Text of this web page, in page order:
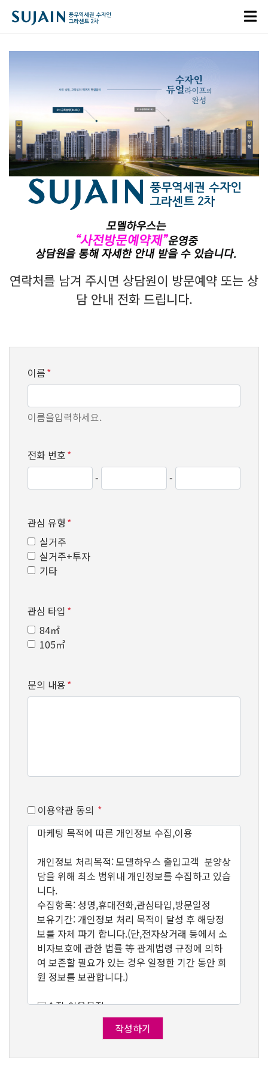
연락처를 남겨 주시면 상담원이 방문예약 또는 상
담 안내 전화 드립니다.
이름*
이름을입력하세요.
전화 번호*
-
-
관심 유형 *
실거주
실거주+투자
기타
관심 타입 *
84㎡
105㎡
문의 내용*
이용약관 동의 *
마케팅 목적에 따른 개인정보 수집,이용
개인정보 처리목적: 모델하우스 출입고객 분양상
담을 위해 최소 범위내 개인정보를 수집하고 있습
니다.
수집항목: 성명,휴대전화,관심타입,방문일정
보유기간: 개인정보 처리 목적이 달성 후 해당정
보를 자체 파기 합니다.(단,전자상거래 등에서 소
비자보호에 관한 법률 等 관계법령 규정에 의하
여 보존할 필요가 있는 경우 일정한 기간 동안 회
원 정보를 보관합니다.)
▣수집-이용목적
본 홈페이지(url 필수기재)를 통해 수집한 고객
의 개인 정보는 분양정보 제공,상담,마케팅 자료
됩니다.
작성하기